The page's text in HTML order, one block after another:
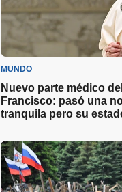
MUNDO
Nuevo parte médico
Francisco: pasó una
tranquila pero su